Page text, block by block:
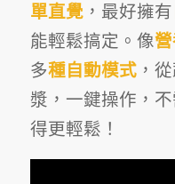
單直覺，最好擁有
能輕鬆搞定。像
多種自動模式，
漿，一鍵操作，
得更輕鬆！